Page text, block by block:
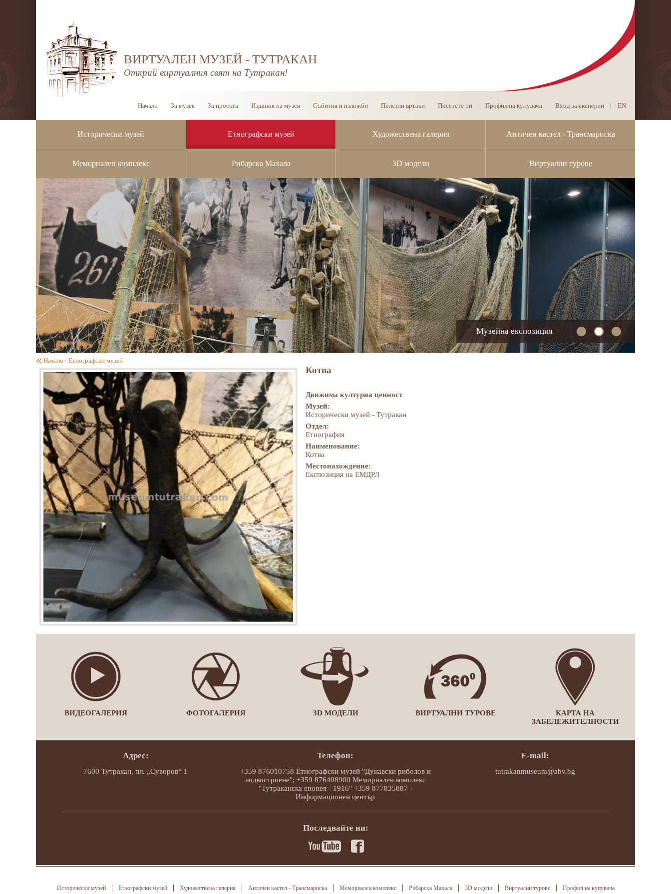
ВИРТУАЛЕН МУЗЕЙ - ТУТРАКАН
Открий виртуалния свят на Тутракан!
Исторически музей Етнографски музей Художествена галерия Античен кастел - Трансмариска
Мемориален комплекс Рибарска Махала 3D модели Виртуални турове
Профил на купувача
Начало За музея За проекта Издания на музея Събития и изложби Полезни връзки Посетете ни Профил на купувача Вход за експерти | EN
Музейна експозиция
Начало / Етнографски музей
Котва
Движима културна ценност
Музей:
Исторически музей - Тутракан
Отдел:
Етнография
Наименование:
Котва
Местонахождение:
Експозиция на ЕМДРЛ
ВИДЕОГАЛЕРИЯ ФОТОГАЛЕРИЯ 3D МОДЕЛИ ВИРТУАЛНИ ТУРОВЕ
КАРТА НА
ЗАБЕЛЕЖИТЕЛНОСТИ
Адрес:
7600 Тутракан, пл. „Суворов“ 1
Телефон:
+359 876010758 Етнографски музей "Дунавски риболов и
лодкостроене"; +359 876408900 Мемориален комплекс
"Тутраканска епопея - 1916" +359 877835887 -
Информационен център
E-mail:
tutrakanmuseum@abv.bg
Последвайте ни:
Исторически музей Етнографски музей Художествена галерия Античен кастел - Трансмариска Мемориален комплекс Рибарска Махала 3D модели Виртуални турове Профил на купувача